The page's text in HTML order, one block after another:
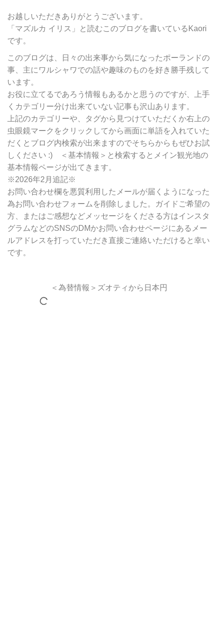
テ
ゴ
ー
別
検
索
お越しいただきありがとうございます。
「マズルカ イリス」と読むこのブログを書いているKaori
です。
このブログは、日々の出来事から気になったポーランドの
事、主にワルシャワでの話や趣味のものを好き勝手残して
います。
お役に立てるであろう情報もあるかと思うのですが、上手
くカテゴリー分け出来ていない記事も沢山あります。
上記のカテゴリーや、タグから見つけていただくか右上の
虫眼鏡マークをクリックしてから画面に単語を入れていた
だくとブログ内検索が出来ますのでそちらからもぜひお試
しください :) ＜基本情報＞と検索するとメイン観光地の
基本情報ページが出てきます。
※2026年2月追記※
お問い合わせ欄を悪質利用したメールが届くようになった
為お問い合わせフォームを削除しました。ガイドご希望の
方、またはご感想などメッセージをくださる方はインスタ
グラムなどのSNSのDMかお問い合わせページにあるメー
ルアドレスを打っていただき直接ご連絡いただけると幸い
です。
＜為替情報＞ズオティから日本円